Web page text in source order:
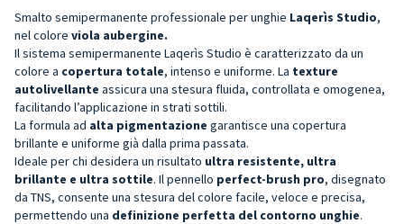
Smalto semipermanente professionale per unghie Laqerìs Studio,
nel colore viola aubergine.
Il sistema semipermanente Laqerìs Studio è caratterizzato da un
colore a copertura totale, intenso e uniforme. La texture
autolivellante assicura una stesura fluida, controllata e omogenea,
facilitando l’applicazione in strati sottili.
La formula ad alta pigmentazione garantisce una copertura
brillante e uniforme già dalla prima passata.
Ideale per chi desidera un risultato ultra resistente, ultra
brillante e ultra sottile. Il pennello perfect-brush pro, disegnato
da TNS, consente una stesura del colore facile, veloce e precisa,
permettendo una definizione perfetta del contorno unghie.